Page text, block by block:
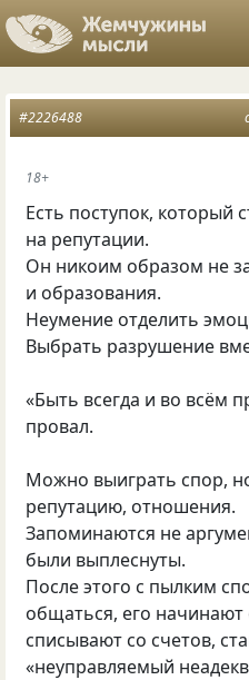
#2226488
18+
Есть поступок, который
на репутации.
Он никоим образом не
и образования.
Неумение отделить
Выбрать разрушение
«Быть всегда и во всём
провал.
Можно выиграть спор,
репутацию, отношения.
Запоминаются не
были выплеснуты.
После этого с пылким
общаться, его
списывают со счетов,
«неуправляемый